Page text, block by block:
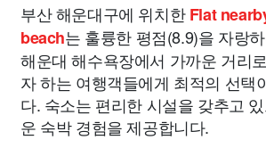
부산 해운대구에 위치한Flat
beach는 훌륭한 평점(8.9)을 자랑
해운대 해수욕장에서 가까운 거리
자 하는 여행객들에게 최적의 선택
다. 숙소는 편리한 시설을 갖추고
운 숙박 경험을 제공합니다.